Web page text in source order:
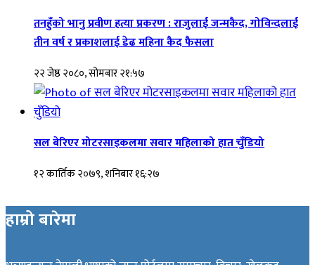
तनहुँको भानु प्रवीण हत्या प्रकरण : राजुलाई जन्मकैद, गोविन्दलाई
तीन वर्ष र प्रकाशलाई डेढ महिना कैद फैसला
२२ जेष्ठ २०८०, सोमबार २१:५७
सल बेरिएर मोटरसाइकलमा सवार महिलाको हात चुँडियो
१२ कार्तिक २०७९, शनिबार १६:२७
हाम्रो बारेमा